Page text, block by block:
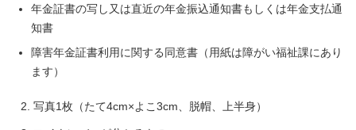
年金証書の写し又は直近の年金振込通知書もしくは年金支払通
知書
障害年金証書利用に関する同意書（用紙は障がい福祉課にあり
ます）
写真1枚（たて4cm×よこ3cm、脱帽、上半身）